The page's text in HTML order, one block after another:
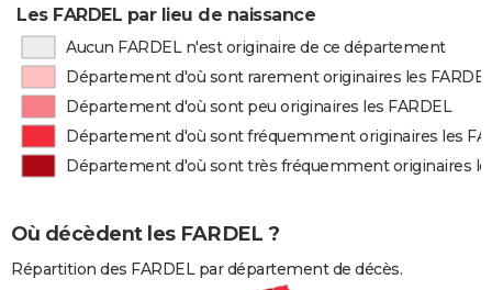
Les FARDEL par lieu de naissance
Aucun FARDEL n'est originaire de ce département
Département d'où sont rarement originaires les
Département d'où sont peu originaires les FARDEL
Département d'où sont fréquemment originaires les
Département d'où sont très fréquemment originaires
Où décèdent les FARDEL ?
Répartition des FARDEL par département de décès.